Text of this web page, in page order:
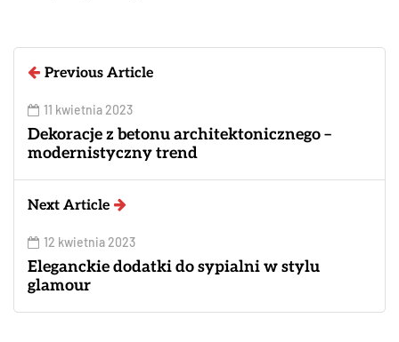
Previous Article
11 kwietnia 2023
Dekoracje z betonu architektonicznego –
modernistyczny trend
Next Article
12 kwietnia 2023
Eleganckie dodatki do sypialni w stylu
glamour